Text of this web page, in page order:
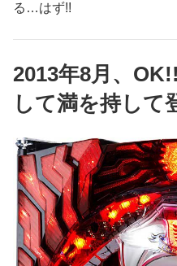
る…はず!!
2013年8月、
して満を持して